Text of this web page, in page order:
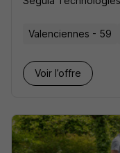
Valenciennes - 59
Voir l’offre